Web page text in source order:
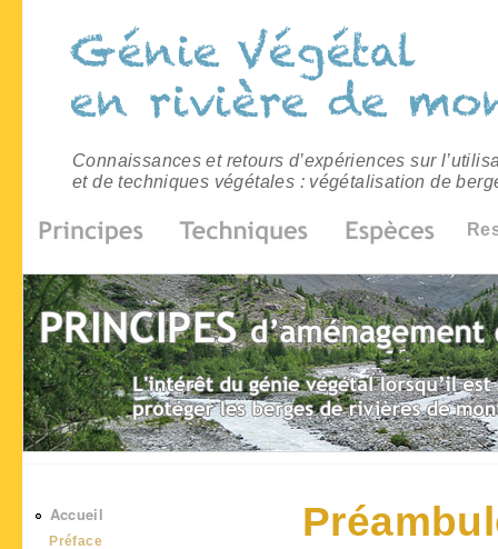
Connaissances et retours d’expériences sur
et de techniques végétales : végétalisation de
Accueil
Préface